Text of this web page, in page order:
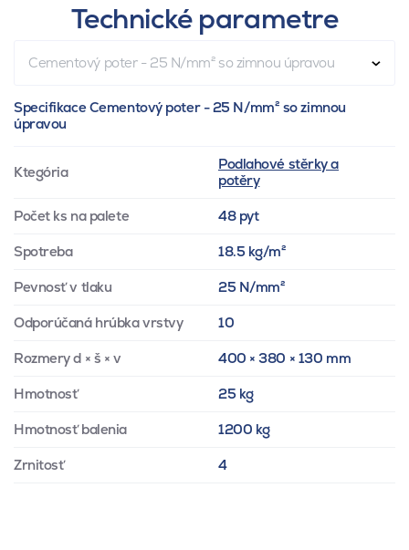
Technické parametre
Cementový poter - 25 N/mm² so zimnou úpravou
Specifikace Cementový poter - 25 N/mm² so zimnou
úpravou
Ktegória
Podlahové stěrky a
potěry
Počet ks na palete 48 pyt
Spotreba 18.5 kg/m²
Pevnosť v tlaku 25 N/mm²
Odporúčaná hrúbka vrstvy 10
Rozmery d × š × v 400 × 380 × 130 mm
Hmotnosť 25 kg
Hmotnosť balenia 1200 kg
Zrnitosť 4